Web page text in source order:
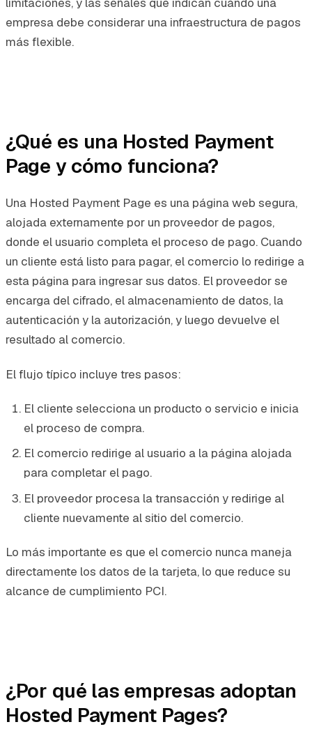
empresa debe considerar una infraestructura de pagos
más flexible.
¿Qué es una Hosted Payment
Page y cómo funciona?
Una Hosted Payment Page es una página web segura,
alojada externamente por un proveedor de pagos,
donde el usuario completa el proceso de pago. Cuando
un cliente está listo para pagar, el comercio lo redirige a
esta página para ingresar sus datos. El proveedor se
encarga del cifrado, el almacenamiento de datos, la
autenticación y la autorización, y luego devuelve el
resultado al comercio.
El flujo típico incluye tres pasos:
El cliente selecciona un producto o servicio e inicia
el proceso de compra.
El comercio redirige al usuario a la página alojada
para completar el pago.
El proveedor procesa la transacción y redirige al
cliente nuevamente al sitio del comercio.
Lo más importante es que el comercio nunca maneja
directamente los datos de la tarjeta, lo que reduce su
alcance de cumplimiento PCI.
¿Por qué las empresas adoptan
Hosted Payment Pages?